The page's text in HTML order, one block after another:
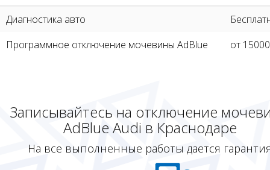
Диагностика авто
Программное отключение мочевины AdBlue
от
Записывайтесь на отключение
AdBlue Audi в Краснодаре
На все выполненные работы дается